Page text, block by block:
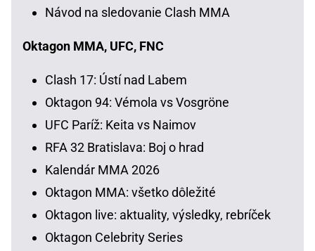
Návod na sledovanie Clash MMA
Oktagon MMA, UFC, FNC
Clash 17: Ústí nad Labem
Oktagon 94: Vémola vs Vosgröne
UFC Paríž: Keita vs Naimov
RFA 32 Bratislava: Boj o hrad
Kalendár MMA 2026
Oktagon MMA: všetko dôležité
Oktagon live: aktuality, výsledky, rebríček
Oktagon Celebrity Series